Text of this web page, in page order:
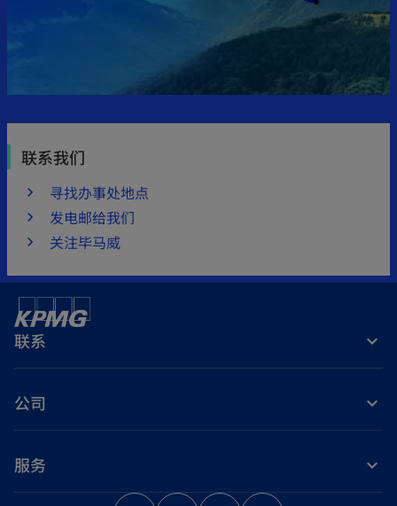
联系我们
寻找办事处地点
发电邮给我们
关注毕马威
联系
公司
服务